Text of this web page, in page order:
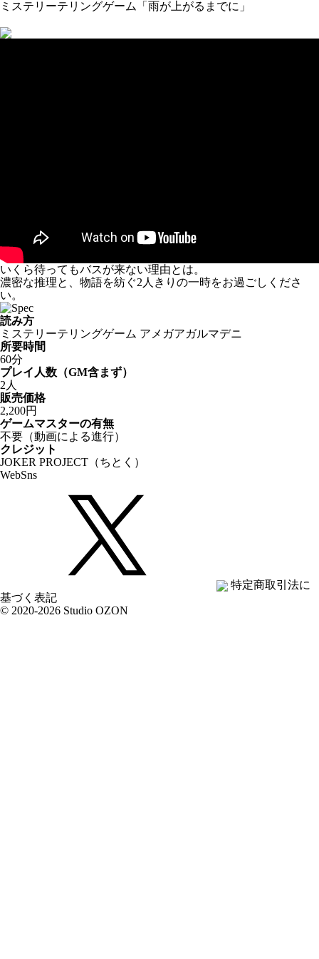
ミステリーテリングゲーム「雨が上がるまでに」
いくら待ってもバスが来ない理由とは。
濃密な推理と、物語を紡ぐ2人きりの一時をお過ごしくださ
い。
読み方
ミステリーテリングゲーム アメガアガルマデニ
所要時間
60分
プレイ人数（GM含まず）
2人
販売価格
2,200円
ゲームマスターの有無
不要（動画による進行）
クレジット
JOKER PROJECT（ちとく）
WebSns
特定商取引法に
基づく表記
© 2020-2026 Studio OZON